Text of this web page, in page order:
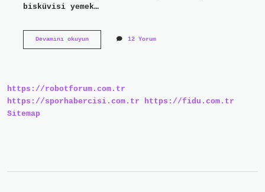
bisküvisi yemek…
Devamını okuyunBebek
12 Yorum
https://robotforum.com.tr
https://sporhabercisi.com.tr
https://fidu.com.tr
Sitemap